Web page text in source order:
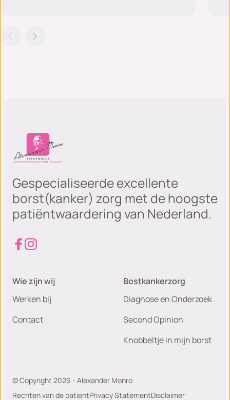
Gespecialiseerde excellente
borst(kanker) zorg met de hoogste
patiëntwaardering van Nederland.
Wie zijn wij
Werken bij
Contact
Bostkankerzorg
Diagnose en Onderzoek
Second Opinion
Knobbeltje in mijn borst
© Copyright 2026 - Alexander Monro
Rechten van de patientPrivacy StatementDisclaimer